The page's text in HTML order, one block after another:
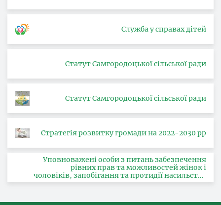
Служба у справах дітей
Статут Самгородоцької сільської ради
Статут Самгородоцької сільської ради
Стратегія розвитку громади на 2022-2030 рр
Уповноважені особи з питань забезпечення
рівних прав та можливостей жінок і
чоловіків, запобігання та протидії насильству
за ознакою статі, з питань здійснення заходів,